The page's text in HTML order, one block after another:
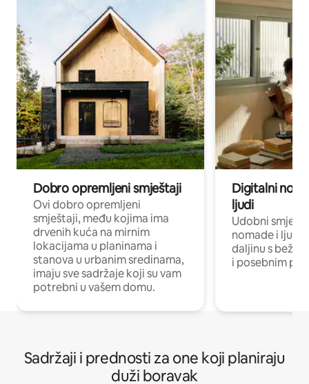
Dobro opremljeni smještaji
Ovi dobro opremljeni
smještaji, među kojima ima
drvenih kuća na mirnim
lokacijama u planinama i
stanova u urbanim sredinama,
imaju sve sadržaje koji su vam
potrebni u vašem domu.
Digitalni
ljudi
Udobni
nomade i ljude
daljinu s
i posebnim
Sadržaji i prednosti za one koji planiraju
duži boravak